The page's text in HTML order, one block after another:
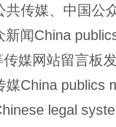
塑工作
共传媒、中国公
新闻China
媒网站留言板
媒China publics
legal